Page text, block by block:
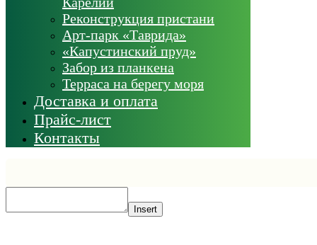
Реконструкция пристани
Арт-парк «Таврида»
«Капустинский пруд»
Забор из планкена
Терраса на берегу моря
Доставка и оплата
Прайс-лист
Контакты
Insert